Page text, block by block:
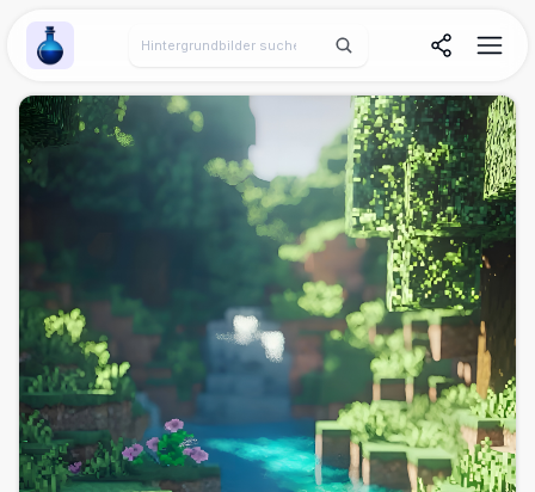
Wallpaper Alchemy